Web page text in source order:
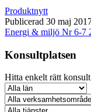
Produktnytt
Publicerad 30 maj
Energi & miljö Nr 6-7
Konsultplatsen
Hitta enkelt rätt